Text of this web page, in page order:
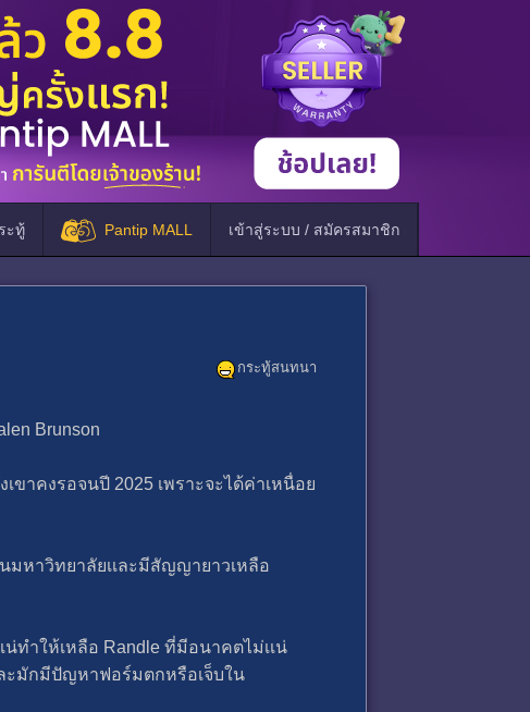
ะทู้ Pantip MALL เข้าสู่ระบบ / สมัครสมาชิก
กระทู้สนทนา
Brunson
าคงรอจนปี 2025 เพราะจะได้ค่าเหนื่อย
มหาวิทยาลัยเเละมีสัญญายาวเหลือ
ทําให้เหลือ Randle ที่มีอนาคตไม่เเน่
ละมักมีปัญหาฟอร์มตกหรือเจ็บใน